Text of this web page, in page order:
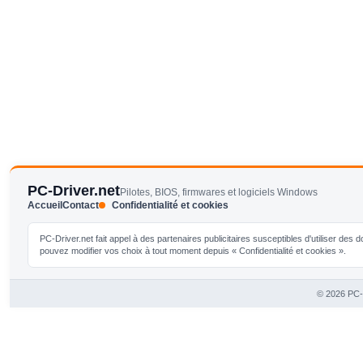
PC-Driver.netPilotes, BIOS, firmwares et logiciels Windows
AccueilContact Confidentialité et cookies
PC-Driver.net fait appel à des partenaires publicitaires susceptibles d'utiliser
pouvez modifier vos choix à tout moment depuis « Confidentialité et cookies ».
© 2026